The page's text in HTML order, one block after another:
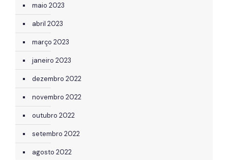
maio 2023
abril 2023
março 2023
janeiro 2023
dezembro 2022
novembro 2022
outubro 2022
setembro 2022
agosto 2022